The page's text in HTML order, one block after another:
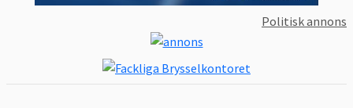
Politisk annons